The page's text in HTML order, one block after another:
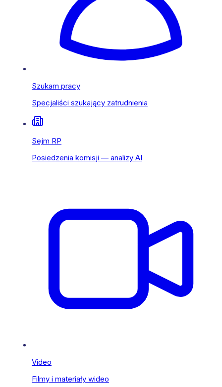
Szukam pracy
Specjaliści szukający zatrudnienia
Sejm RP
Posiedzenia komisji — analizy AI
Video
Filmy i materiały wideo